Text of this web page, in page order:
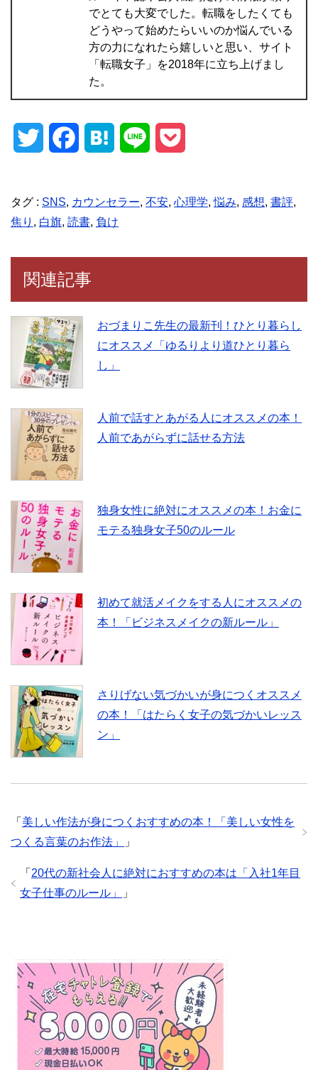
でとても大変でした。転職をしたくても
どうやって始めたらいいのか悩んでいる
方の力になれたら嬉しいと思い、サイト
「転職女子」を2018年に立ち上げまし
た。
i
t
t
e
r
e
b
o
o
t
e
n
n c
e
タグ : SNS, カウンセラー, 不安, 心理学,悩み, 感想, 書評,
焦り , 白旗, 読書, 負け
関連記事
おづまりこ先生の最新刊！ひとり暮らし
にオススメ「ゆるりより道ひとり暮ら
し」
人前で話すとあがる人にオススメの本！
人前であがらずに話せる方法
独身女性に絶対にオススメの本！お金に
モテる独身女子50のルール
初めて就活メイクをする人にオススメの
本！「ビジネスメイクの新ルール」
さりげない気づかいが身につくオススメ
の本！「はたらく女子の気づかいレッス
ン」
「 美しい作法が身につくおすすめの本！「美しい女性を
つくる言葉のお作法」
」
「 20代の新社会人に絶対におすすめの本は「入社1年目
女子仕事のルール」
」